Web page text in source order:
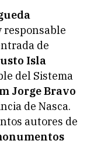
responsable
de
Isla
del Sistema
Jorge Bravo
de Nasca.
autores de